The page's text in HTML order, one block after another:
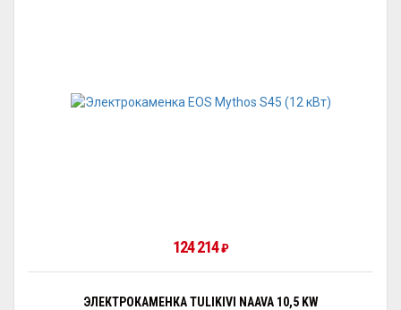
124 214₽
ЭЛЕКТРОКАМЕНКА TULIKIVI NAAVA 10,5 KW